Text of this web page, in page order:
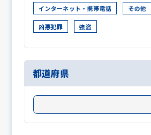
インターネット・携帯電話 その他
凶悪犯罪 強盗
都道府県